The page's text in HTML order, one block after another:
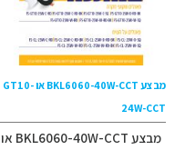
מבצע BKL6060-40W-CCT או GT10-
24W-CCT
מבצע BKL6060-40W-CCT או